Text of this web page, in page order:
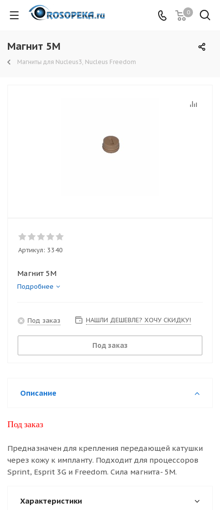
0
Магнит 5М
Магниты для Nucleus3, Nucleus Freedom
Артикул: 3340
Магнит 5М
Подробнее
Под заказ НАШЛИ ДЕШЕВЛЕ? ХОЧУ СКИДКУ!
Под заказ
Описание
Под заказ
Предназначен для крепления передающей катушки
через кожу к импланту. Подходит для процессоров
Sprint, Esprit 3G и Freedom. Сила магнита- 5М.
Характеристики